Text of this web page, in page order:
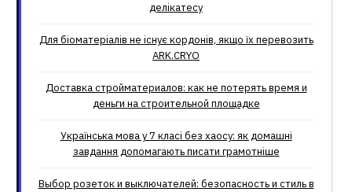
делікатесу
Для біоматеріалів не існує кордонів, якщо їх перевозить
ARK.CRYO
Доставка стройматериалов: как не потерять время и
деньги на строительной площадке
Українська мова у 7 класі без хаосу: як домашні
завдання допомагають писати грамотніше
Выбор розеток и выключателей: безопасность и стиль в